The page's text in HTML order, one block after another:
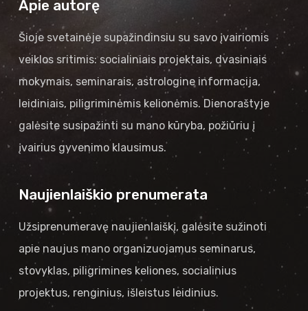
Apie autorę
Šioje svetainėje supažindinsiu su savo įvairiomis
veiklos sritimis: socialiniais projektais, dvasiniais
mokymais, seminarais, astrologine informacija,
leidiniais, piligriminėmis kelionėmis. Dienoraštyje
galėsite susipažinti su mano kūryba, požiūriu į
įvairius gyvenimo klausimus.
Naujienlaiškio prenumerata
Užsiprenumeravę naujienlaiškį, galėsite sužinoti
apie naujus mano organizuojamus seminarus,
stovyklas, piligrimines keliones, socialinius
projektus, renginius, išleistus leidinius.